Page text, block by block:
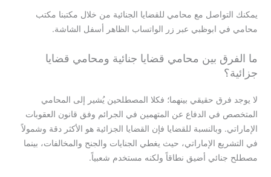
يمكنك التواصل مع محامي للقضايا الجنائية من خلال مكتبنا مكتب
محامي في ابوظبي عبر زر الواتساب الظاهر أسفل الشاشة.
ما الفرق بين محامي قضايا جنائية ومحامي قضايا
جزائية؟
لا يوجد فرق حقيقي بينهما؛ فكلا المصطلحين يُشير إلى المحامي
المتخصص في الدفاع عن المتهمين في الجرائم وفق قانون العقوبات
الإماراتي. وبالنسبة للقضايا فإن القضايا الجزائية هو الأكثر دقة وشمولاً
في التشريع الإماراتي، حيث يغطي الجنايات والجنح والمخالفات، بينما
مصطلح جنائي أضيق نطاقاً ولكنه مستخدم شعبياً.